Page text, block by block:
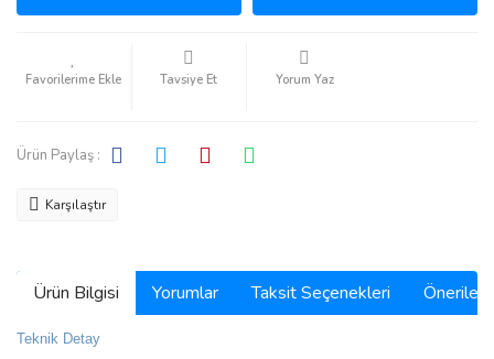
Tavsiye Et Yorum Yaz
Ürün Paylaş :
Karşılaştır
Ürün Bilgisi Yorumlar Taksit Seçenekleri
Teknik Detay